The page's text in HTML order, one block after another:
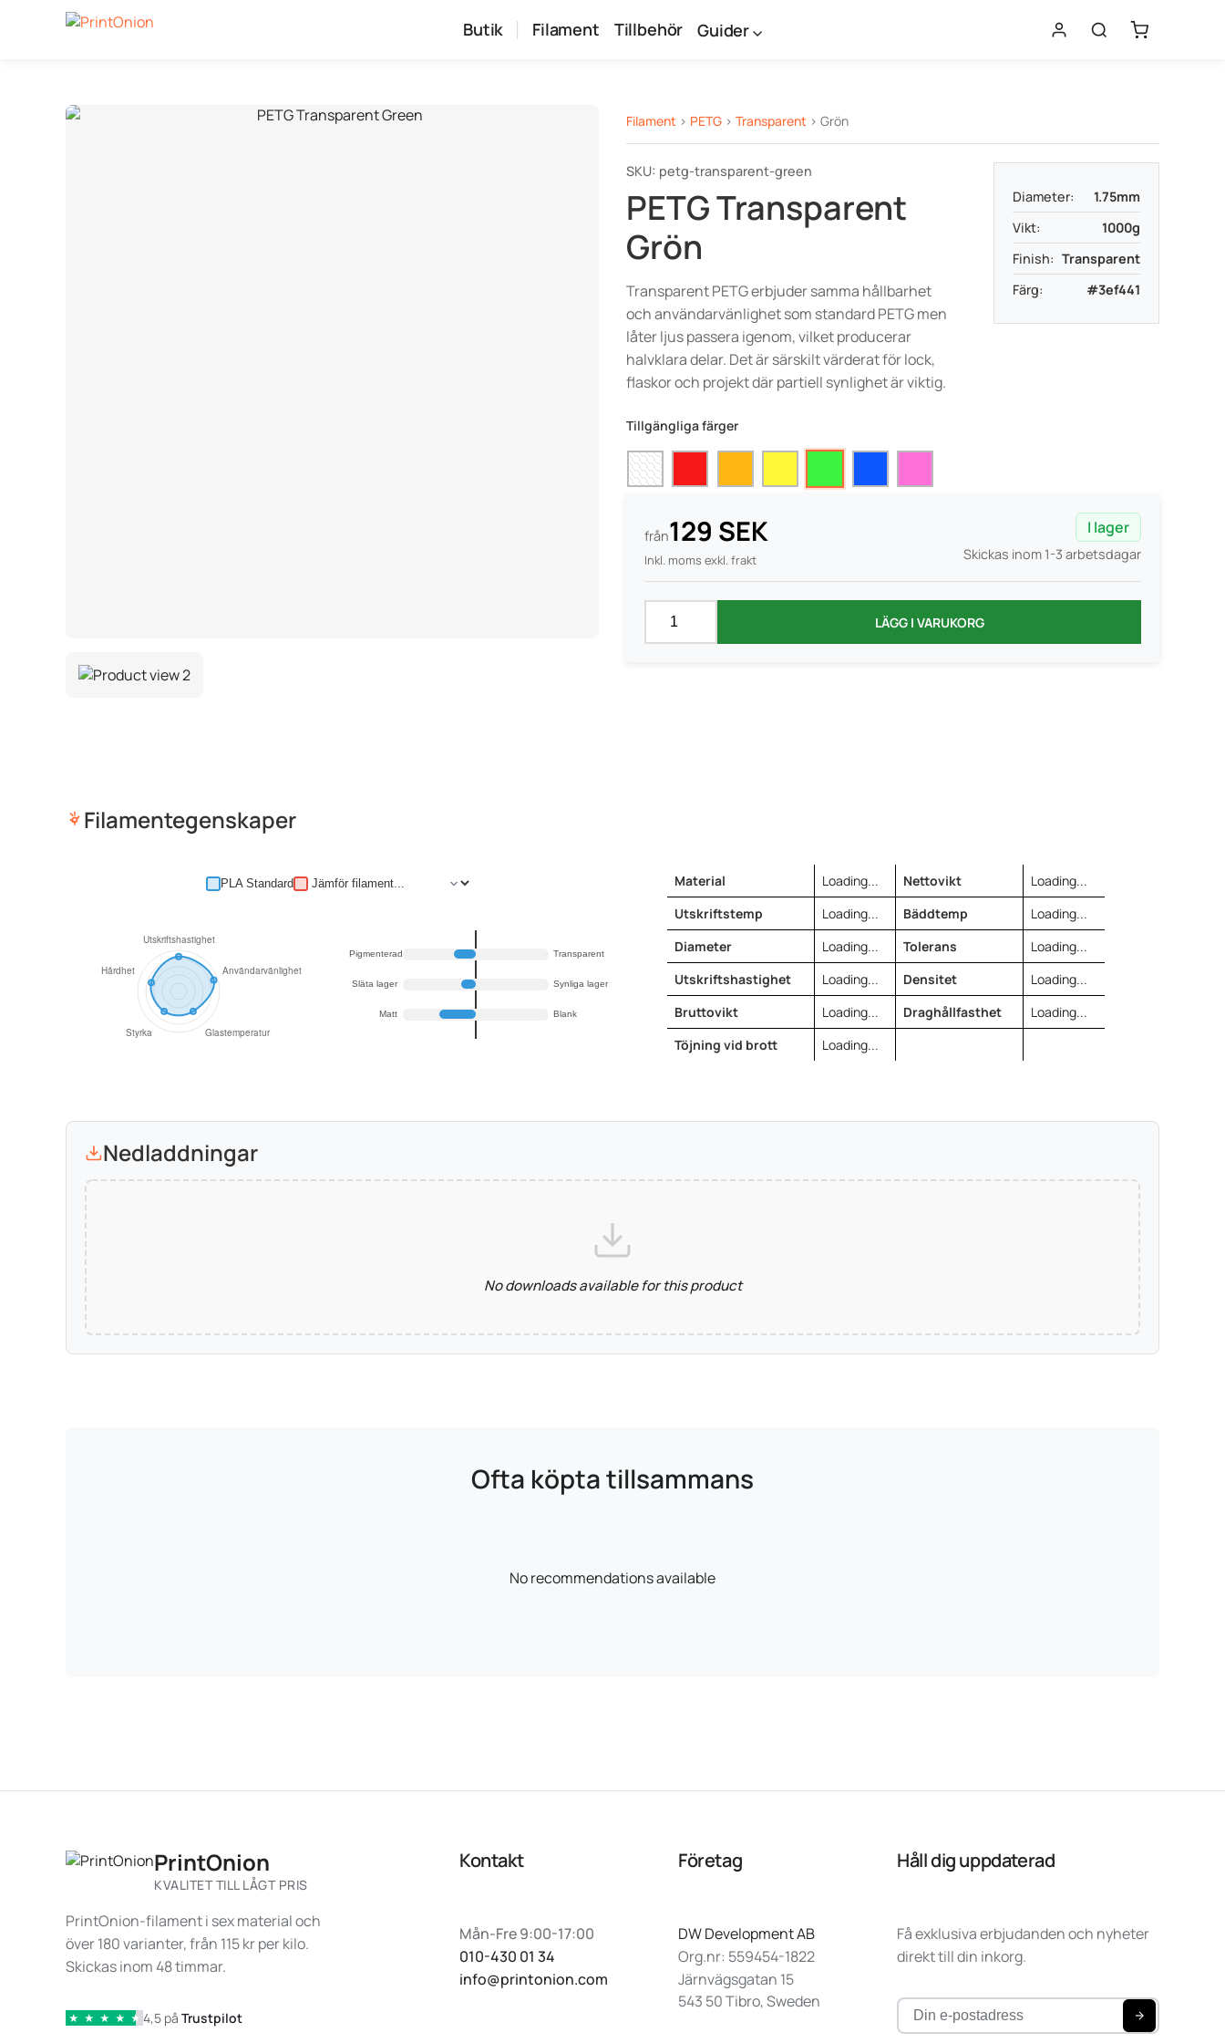
Butik Filament Tillbehör Guider
Filament > PETG > Transparent > Grön
SKU: petg-transparent-green
PETG Transparent
Grön
Transparent PETG erbjuder samma hållbarhet
och användarvänlighet som standard PETG men
låter ljus passera igenom, vilket producerar
halvklara delar. Det är särskilt värderat för lock,
flaskor och projekt där partiell synlighet är viktig.
Diameter:
1.75mm
Vikt:
1000g
Finish: Transparent
Färg:
#3ef441
Tillgängliga färger
från129 SEK
Inkl. moms exkl. frakt
I lager
Skickas inom 1-3 arbetsdagar
LÄGG I VARUKORG
Filamentegenskaper
PLA Standard
Pigmenterad Transparent
Släta lager Synliga lager
Matt Blank
Material Loading... Nettovikt
Loading...
Utskriftstemp
Loading... Bäddtemp
Loading...
Diameter
Loading... Tolerans
Loading...
Utskriftshastighet
Loading... Densitet
Loading...
Bruttovikt
Loading... Draghållfasthet
Loading...
Töjning vid brott
Loading...
Nedladdningar
No downloads available for this product
Ofta köpta tillsammans
No recommendations available
PrintOnion
KVALITET TILL LÅGT PRIS
PrintOnion-filament i sex material och
över 180 varianter, från 115 kr per kilo.
Skickas inom 48 timmar.
★ ★ ★ ★ ★ 4,5 på Trustpilot
Kontakt
Mån-Fre 9:00-17:00
010-430 01 34
info@printonion.com
Företag
DW Development AB
Org.nr: 559454-1822
Järnvägsgatan 15
543 50 Tibro, Sweden
Håll dig uppdaterad
Få exklusiva erbjudanden och nyheter
direkt till din inkorg.